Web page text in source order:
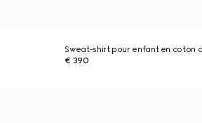
Sweat-shirt pour enfant en coton
€ 390